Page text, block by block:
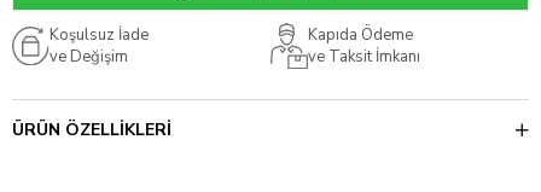
Koşulsuz İade
ve Değişim
Kapıda Ödeme
ve Taksit İmkanı
ÜRÜN ÖZELLIKLERI